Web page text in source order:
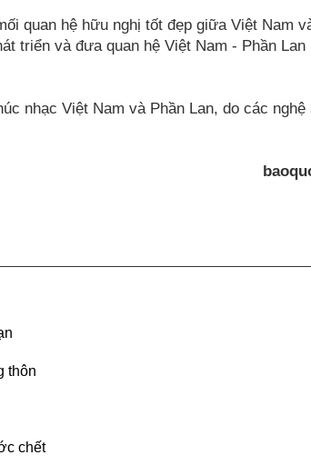
quan hệ hữu nghị tốt đẹp giữa Việt Nam
triển và đưa quan hệ Việt Nam - Phần Lan
nhạc Việt Nam và Phần Lan, do các nghệ
thôn
chết